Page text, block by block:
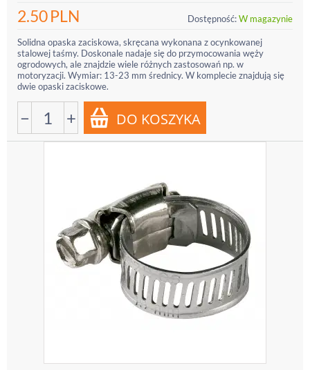
2.50PLN Dostępność:W magazynie
Solidna opaska zaciskowa, skręcana wykonana z ocynkowanej
stalowej taśmy. Doskonale nadaje się do przymocowania węży
ogrodowych, ale znajdzie wiele różnych zastosowań np. w
motoryzacji. Wymiar: 13-23 mm średnicy. W komplecie znajdują się
dwie opaski zaciskowe.
− +